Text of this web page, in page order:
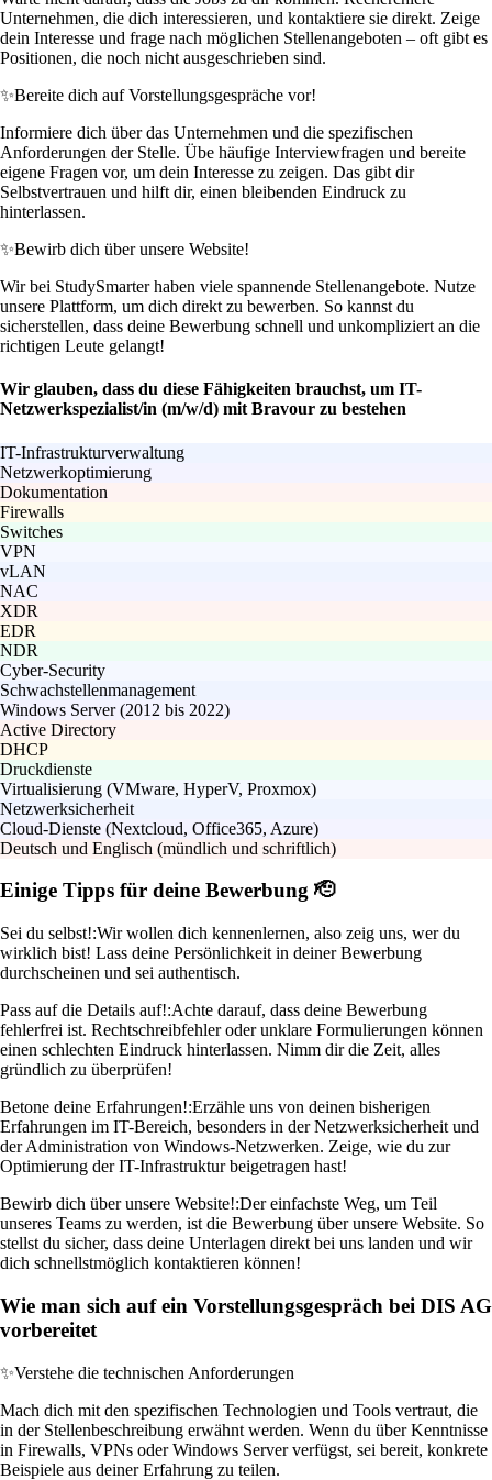
Unternehmen, die dich interessieren, und kontaktiere sie direkt. Zeige
dein Interesse und frage nach möglichen Stellenangeboten – oft gibt es
Positionen, die noch nicht ausgeschrieben sind.
✨Bereite dich auf Vorstellungsgespräche vor!
Informiere dich über das Unternehmen und die spezifischen
Anforderungen der Stelle. Übe häufige Interviewfragen und bereite
eigene Fragen vor, um dein Interesse zu zeigen. Das gibt dir
Selbstvertrauen und hilft dir, einen bleibenden Eindruck zu
hinterlassen.
✨Bewirb dich über unsere Website!
Wir bei StudySmarter haben viele spannende Stellenangebote. Nutze
unsere Plattform, um dich direkt zu bewerben. So kannst du
sicherstellen, dass deine Bewerbung schnell und unkompliziert an die
richtigen Leute gelangt!
Wir glauben, dass du diese Fähigkeiten brauchst, um IT-
Netzwerkspezialist/in (m/w/d) mit Bravour zu bestehen
IT-Infrastrukturverwaltung
Netzwerkoptimierung
Dokumentation
Firewalls
Switches
VPN
vLAN
NAC
XDR
EDR
NDR
Cyber-Security
Schwachstellenmanagement
Windows Server (2012 bis 2022)
Active Directory
DHCP
Druckdienste
Virtualisierung (VMware, HyperV, Proxmox)
Netzwerksicherheit
Cloud-Dienste (Nextcloud, Office365, Azure)
Deutsch und Englisch (mündlich und schriftlich)
Einige Tipps für deine Bewerbung 🫡
Sei du selbst!:Wir wollen dich kennenlernen, also zeig uns, wer du
wirklich bist! Lass deine Persönlichkeit in deiner Bewerbung
durchscheinen und sei authentisch.
Pass auf die Details auf!:Achte darauf, dass deine Bewerbung
fehlerfrei ist. Rechtschreibfehler oder unklare Formulierungen können
einen schlechten Eindruck hinterlassen. Nimm dir die Zeit, alles
gründlich zu überprüfen!
Betone deine Erfahrungen!:Erzähle uns von deinen bisherigen
Erfahrungen im IT-Bereich, besonders in der Netzwerksicherheit und
der Administration von Windows-Netzwerken. Zeige, wie du zur
Optimierung der IT-Infrastruktur beigetragen hast!
Bewirb dich über unsere Website!:Der einfachste Weg, um Teil
unseres Teams zu werden, ist die Bewerbung über unsere Website. So
stellst du sicher, dass deine Unterlagen direkt bei uns landen und wir
dich schnellstmöglich kontaktieren können!
Wie man sich auf ein Vorstellungsgespräch bei DIS AG
vorbereitet
✨Verstehe die technischen Anforderungen
Mach dich mit den spezifischen Technologien und Tools vertraut, die
in der Stellenbeschreibung erwähnt werden. Wenn du über Kenntnisse
in Firewalls, VPNs oder Windows Server verfügst, sei bereit, konkrete
Beispiele aus deiner Erfahrung zu teilen.